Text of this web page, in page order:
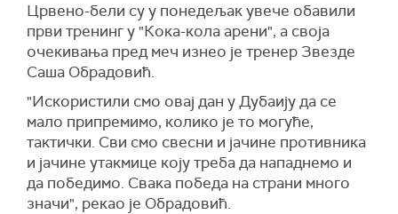
Црвено-бели су у понедељак увече обавили
први тренинг у "Кока-кола арени", а своја
очекивања пред меч изнео је тренер Звезде
Саша Обрадовић.
"Искористили смо овај дан у Дубаију да се
мало припремимо, колико је то могуће,
тактички. Сви смо свесни и јачине противника
и јачине утакмице коју треба да нападнемо и
да победимо. Свака победа на страни много
значи", рекао је Обрадовић.